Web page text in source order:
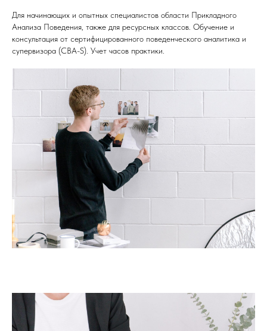
Для начинающих и опытных специалистов области Прикладного
Анализа Поведения, также для ресурсных классов. Обучение и
консультация от сертифицированного поведенческого аналитика и
супервизора (CBA-S). Учет часов практики.